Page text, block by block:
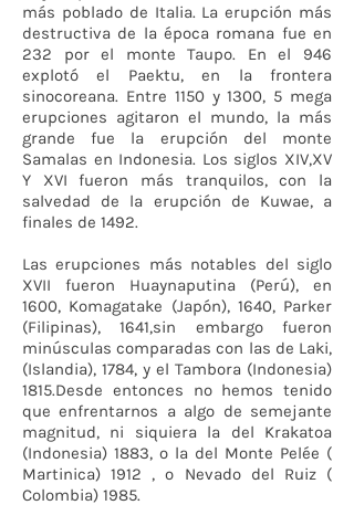
más poblado de Italia. La erupción más
destructiva de la época romana fue en
232 por el monte Taupo. En el 946
explotó el Paektu, en la frontera
sinocoreana. Entre 1150 y 1300, 5 mega
erupciones agitaron el mundo, la más
grande fue la erupción del monte
Samalas en Indonesia. Los siglos XIV,XV
Y XVI fueron más tranquilos, con la
salvedad de la erupción de Kuwae, a
finales de 1492.
Las erupciones más notables del siglo
XVII fueron Huaynaputina (Perú), en
1600, Komagatake (Japón), 1640, Parker
(Filipinas), 1641,sin embargo fueron
minúsculas comparadas con las de Laki,
(Islandia), 1784, y el Tambora (Indonesia)
1815.Desde entonces no hemos tenido
que enfrentarnos a algo de semejante
magnitud, ni siquiera la del Krakatoa
(Indonesia) 1883, o la del Monte Pelée (
Martinica) 1912 , o Nevado del Ruiz (
Colombia) 1985.